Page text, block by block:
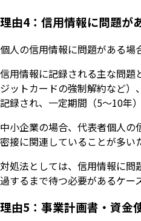
理由4：信用情報に問題が
個人の信用情報に問題がある
信用情報に記録される主な問
ジットカードの強制解約など）
記録され、一定期間（5〜10年
中小企業の場合、代表者個人
密接に関連していることが多い
対処法としては、信用情報に問
過するまで待つ必要があるケ
理由5：事業計画書・資金